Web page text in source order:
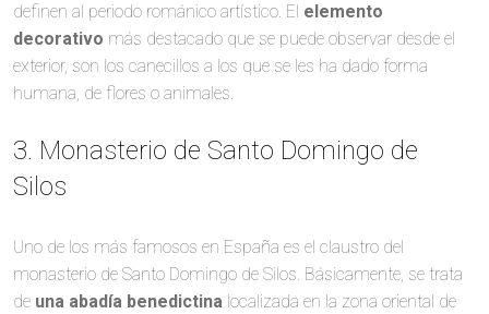
definen al periodo románico artístico. El elemento
decorativo más destacado que se puede observar desde el
exterior, son los canecillos a los que se les ha dado forma
humana, de flores o animales.
3. Monasterio de Santo Domingo de
Silos
Uno de los más famosos en España es el claustro del
monasterio de Santo Domingo de Silos. Básicamente, se trata
de una abadía benedictina localizada en la zona oriental de